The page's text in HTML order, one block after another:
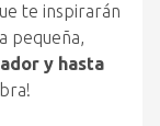
te inspirarán
pequeña,
y hasta